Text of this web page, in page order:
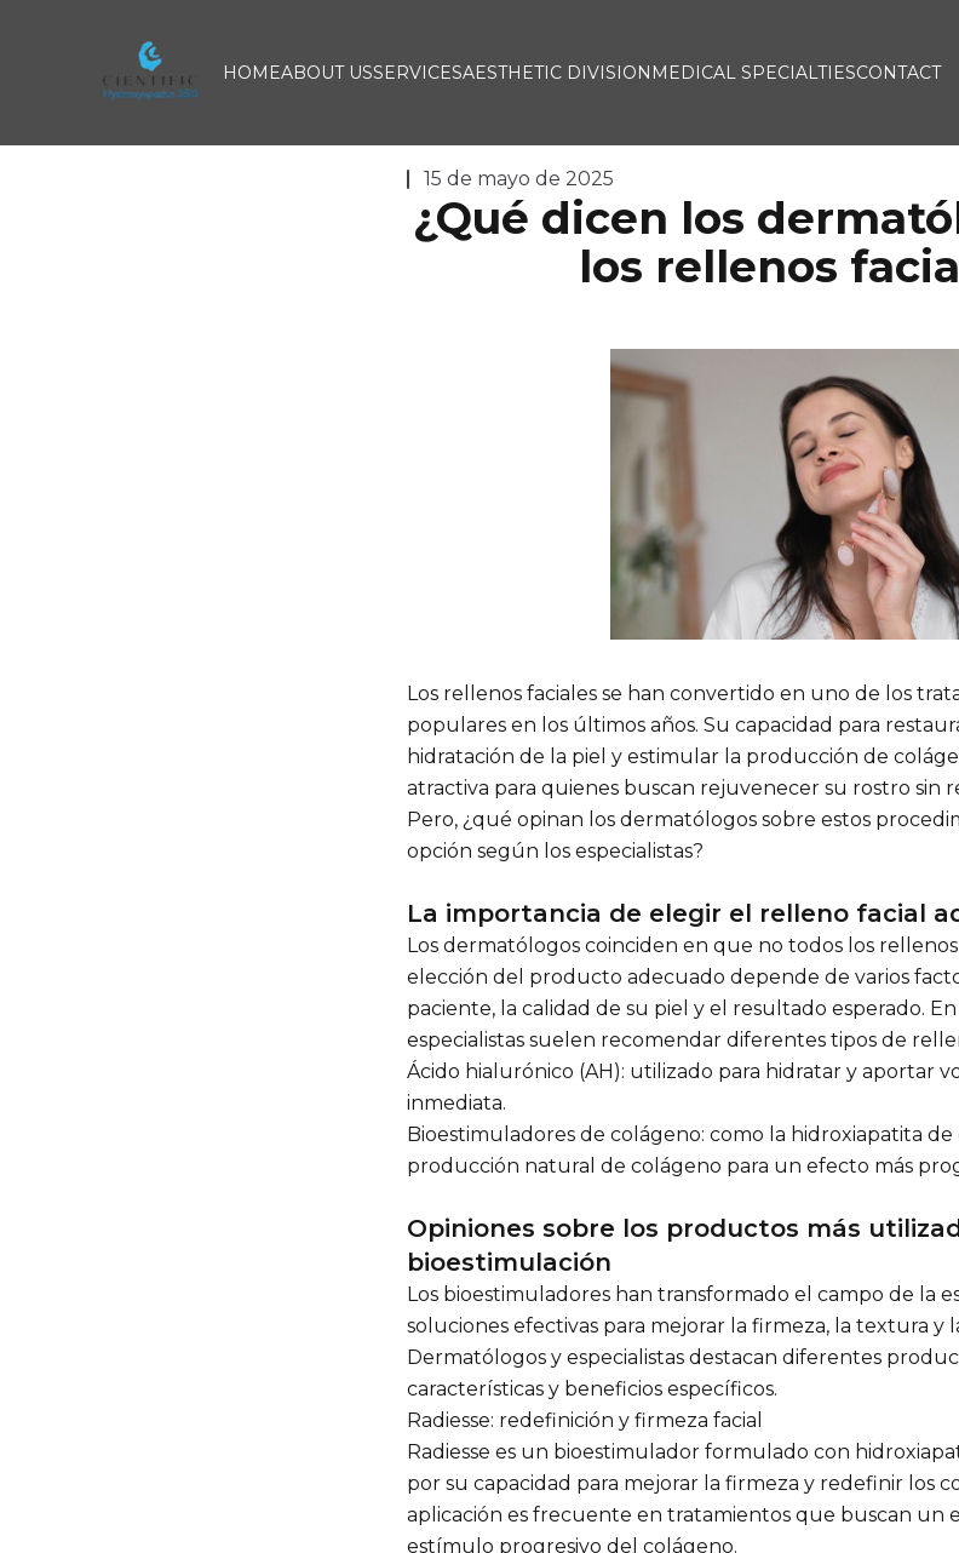
Cientific Hidroxiapatite 350
HOMEABOUT USSERVICESAESTHETIC DIVISION MEDICAL SPECIALTIESCONTACT
15 de mayo de 2025
¿Qué dicen los
los rellenos
Los rellenos faciales se han convertido en uno de los
populares en los últimos años. Su capacidad para
hidratación de la piel y estimular la producción de
atractiva para quienes buscan rejuvenecer su rostro sin
Pero, ¿qué opinan los dermatólogos sobre estos
opción según los especialistas?
La importancia de elegir el relleno facial
Los dermatólogos coinciden en que no todos los rellenos
elección del producto adecuado depende de varios
paciente, la calidad de su piel y el resultado esperado.
especialistas suelen recomendar diferentes tipos de
Ácido hialurónico (AH): utilizado para hidratar y aportar
inmediata.
Bioestimuladores de colágeno: como la hidroxiapatita
producción natural de colágeno para un efecto más
Opiniones sobre los productos más
bioestimulación
Los bioestimuladores han transformado el campo de la
soluciones efectivas para mejorar la firmeza, la textura y
Dermatólogos y especialistas destacan diferentes
características y beneficios específicos.
Radiesse: redefinición y firmeza facial
Radiesse es un bioestimulador formulado con
por su capacidad para mejorar la firmeza y redefinir los
aplicación es frecuente en tratamientos que buscan un
estímulo progresivo del colágeno.